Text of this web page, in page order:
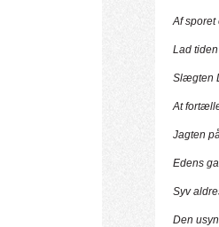
Af sporet
Lad
Slægten
At
Jagten
Edens
Syv
Den